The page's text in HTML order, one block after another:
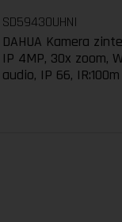
SD59430UHNI
DAHUA Kamera
IP 4MP, 30x zoom,
audio, IP 66, IR:100m